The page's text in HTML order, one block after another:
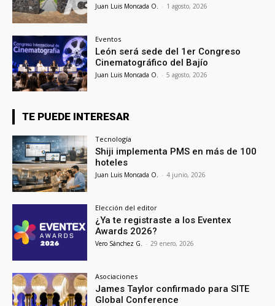
Juan Luis Moncada O. - 1 agosto, 2026
Eventos
León será sede del 1er Congreso
Cinematográfico del Bajío
Juan Luis Moncada O. - 5 agosto, 2026
TE PUEDE INTERESAR
Tecnología
Shiji implementa PMS en más de 100
hoteles
Juan Luis Moncada O. - 4 junio, 2026
Elección del editor
¿Ya te registraste a los Eventex
Awards 2026?
Vero Sánchez G. - 29 enero, 2026
Asociaciones
James Taylor confirmado para SITE
Global Conference